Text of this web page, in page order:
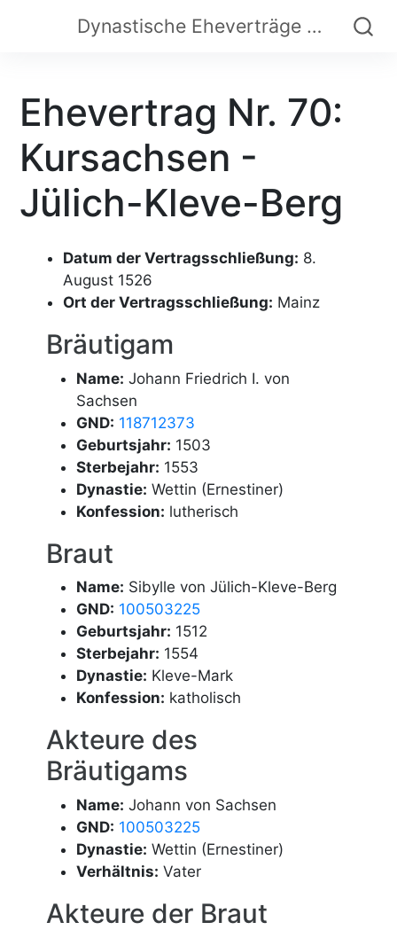
Dynastische Eheverträge der Frühen Neuzeit
Ehevertrag Nr. 70:
Kursachsen -
Jülich-Kleve-Berg
Datum der Vertragsschließung: 8.
August 1526
Ort der Vertragsschließung: Mainz
Bräutigam
Name: Johann Friedrich I. von
Sachsen
GND: 118712373
Geburtsjahr: 1503
Sterbejahr: 1553
Dynastie: Wettin (Ernestiner)
Konfession: lutherisch
Braut
Name: Sibylle von Jülich-Kleve-Berg
GND: 100503225
Geburtsjahr: 1512
Sterbejahr: 1554
Dynastie: Kleve-Mark
Konfession: katholisch
Akteure des
Bräutigams
Name: Johann von Sachsen
GND: 100503225
Dynastie: Wettin (Ernestiner)
Verhältnis: Vater
Akteure der Braut